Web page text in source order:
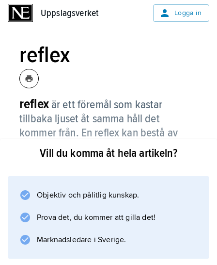
Uppslagsverket Logga in
reflex
reflex är ett föremål som kastar
tillbaka ljuset åt samma håll det
kommer från. En reflex kan bestå av
plana reflekterande ytor eller av små
runda glaspärlor.
Det finns exempelvis reflexbrickor, reflexband,
Vill du komma åt hela artikeln?
Objektiv och pålitlig kunskap.
Prova det, du kommer att gilla det!
Marknadsledare i Sverige.